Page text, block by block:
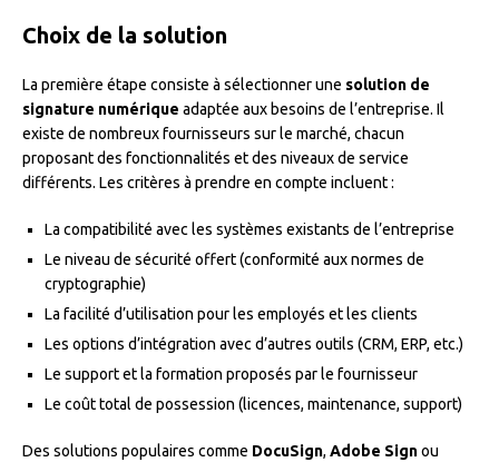
Choix de la solution
La première étape consiste à sélectionner une solution de
signature numérique adaptée aux besoins de l’entreprise. Il
existe de nombreux fournisseurs sur le marché, chacun
proposant des fonctionnalités et des niveaux de service
différents. Les critères à prendre en compte incluent :
La compatibilité avec les systèmes existants de l’entreprise
Le niveau de sécurité offert (conformité aux normes de
cryptographie)
La facilité d’utilisation pour les employés et les clients
Les options d’intégration avec d’autres outils (CRM, ERP, etc.)
Le support et la formation proposés par le fournisseur
Le coût total de possession (licences, maintenance, support)
Des solutions populaires comme DocuSign, Adobe Signou